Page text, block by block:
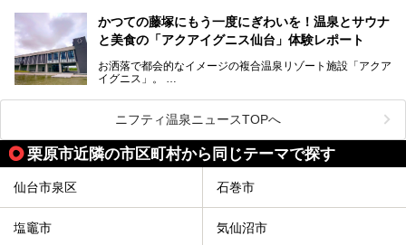
今回はそんな旅館の中から、おすすめしたい5ヶ所の温泉を
セレクトしてみました。うち3ヶ所はサウナも楽しめます。
人気です。新幹線を使えば都心から1時間30分とアクセスも
よく、気軽に訪れやすい地方都市の1つです。
仙台牛タンなどを堪能するグルメ旅や、スポーツ観戦の遠征
時などに利用しやすい温浴施設がたくさんありますよ。
かつての藤塚にもう一度にぎわいを！温泉とサウナ
と美食の「アクアイグニス仙台」体験レポート
お洒落で都会的なイメージの複合温泉リゾート施設「アクア
イグニス」。
関西空港や吉川美南（埼玉県）に続いて仙台市若林区に202
2年4月にオープンした「アクアイグニス仙台」は、日帰り
温泉の「藤塚の湯」、マルシェ リアン、和食「笠庵」、イ
タリアン「グリーチネ」、ベーカリー「マリアージュ ドゥ
ファリーヌ」、スイーツの「コンフィチュール アッシュ」
と「ル ショコラ ドゥ アッシュ」、そしてカフェ「猿田彦珈
琲」と話題のお店が勢ぞろい！
この「アクアイグニス仙台」の魅力を探りにお出かけしてき
ニフティ温泉ニュースTOPへ
栗原市近隣の市区町村から同じテーマで探す
仙台市泉区 石巻市
塩竈市 気仙沼市